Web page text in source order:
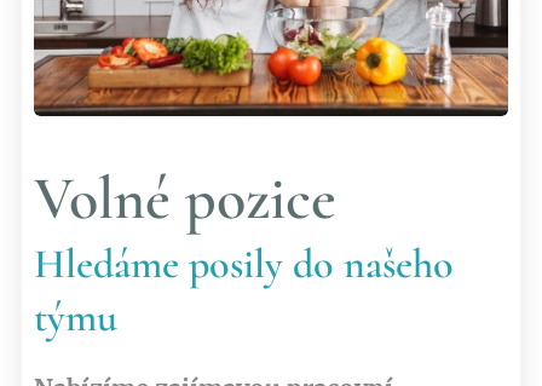
Volné pozice
Hledáme posily do našeho
týmu